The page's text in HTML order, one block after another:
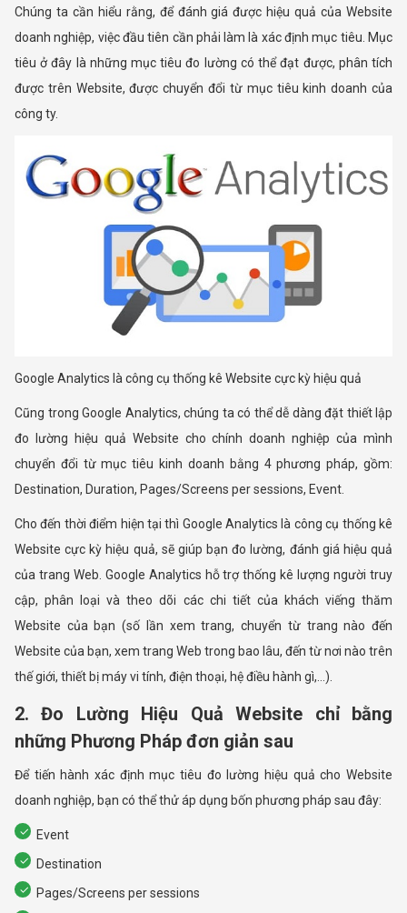
Chúng ta cần hiểu rằng, để đánh giá được hiệu quả của Website
doanh nghiệp, việc đầu tiên cần phải làm là xác định mục tiêu. Mục
tiêu ở đây là những mục tiêu đo lường có thể đạt được, phân tích
được trên Website, được chuyển đổi từ mục tiêu kinh doanh của
công ty.
Google Analytics là công cụ thống kê Website cực kỳ hiệu quả
Cũng trong Google Analytics, chúng ta có thể dễ dàng đặt thiết lập
đo lường hiệu quả Website cho chính doanh nghiệp của mình
chuyển đổi từ mục tiêu kinh doanh bằng 4 phương pháp, gồm:
Destination, Duration, Pages/Screens per sessions, Event.
Cho đến thời điểm hiện tại thì Google Analytics là công cụ thống kê
Website cực kỳ hiệu quả, sẽ giúp bạn đo lường, đánh giá hiệu quả
của trang Web. Google Analytics hỗ trợ thống kê lượng người truy
cập, phân loại và theo dõi các chi tiết của khách viếng thăm
Website của bạn (số lần xem trang, chuyển từ trang nào đến
Website của bạn, xem trang Web trong bao lâu, đến từ nơi nào trên
thế giới, thiết bị máy vi tính, điện thoại, hệ điều hành gì,…).
2. Đo Lường Hiệu Quả Website chỉ bằng
những Phương Pháp đơn giản sau
Để tiến hành xác định mục tiêu đo lường hiệu quả cho Website
doanh nghiệp, bạn có thể thử áp dụng bốn phương pháp sau đây:
Event
Destination
Pages/Screens per sessions